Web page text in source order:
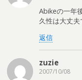
Abikeの一年
久性は大丈
返信
zuzie
2007/10/08